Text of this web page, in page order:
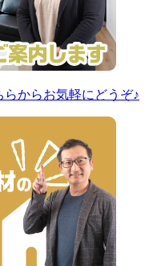
からお気軽にどうぞ♪